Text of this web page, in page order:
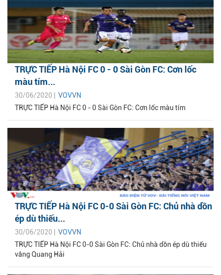
TRỰC TIẾP Hà Nội FC 0 - 0 Sài Gòn FC: Cơn lốc
màu tím...
30/06/2020 | VOVVN
TRỰC TIẾP Hà Nội FC 0 - 0 Sài Gòn FC: Cơn lốc màu tím
TRỰC TIẾP Hà Nội FC 0-0 Sài Gòn FC: Chủ nhà dồn
ép dù thiếu...
30/06/2020 | VOVVN
TRỰC TIẾP Hà Nội FC 0-0 Sài Gòn FC: Chủ nhà dồn ép dù thiếu
vắng Quang Hải